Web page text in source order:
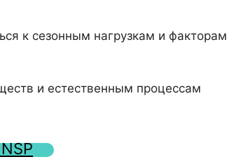
к сезонным нагрузкам и факторам
и естественным процессам